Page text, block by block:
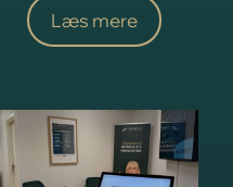
Læs mere